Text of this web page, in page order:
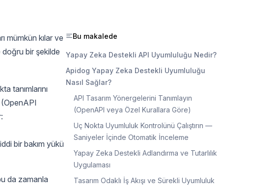
mümkün kılar ve
doğru bir şekilde
tanımlarını
(OpenAPI
bir bakım yükü
da zamanla
Bu makalede
Yapay Zeka Destekli API Uyumluluğu Nedir?
Apidog Yapay Zeka Destekli Uyumluluğu
Nasıl Sağlar?
API Tasarım Yönergelerini Tanımlayın
(OpenAPI veya Özel Kurallara Göre)
Uç Nokta Uyumluluk Kontrolünü Çalıştırın —
Saniyeler İçinde Otomatik İnceleme
Yapay Zeka Destekli Adlandırma ve Tutarlılık
Uygulaması
Tasarım Odaklı İş Akışı ve Sürekli Uyumluluk